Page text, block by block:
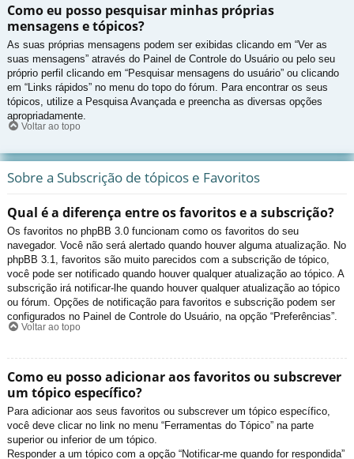
Como eu posso pesquisar minhas próprias
mensagens e tópicos?
As suas próprias mensagens podem ser exibidas clicando em “Ver as
suas mensagens” através do Painel de Controle do Usuário ou pelo seu
próprio perfil clicando em “Pesquisar mensagens do usuário” ou clicando
em “Links rápidos” no menu do topo do fórum. Para encontrar os seus
tópicos, utilize a Pesquisa Avançada e preencha as diversas opções
apropriadamente.
Voltar ao topo
Sobre a Subscrição de tópicos e Favoritos
Qual é a diferença entre os favoritos e a subscrição?
Os favoritos no phpBB 3.0 funcionam como os favoritos do seu
navegador. Você não será alertado quando houver alguma atualização. No
phpBB 3.1, favoritos são muito parecidos com a subscrição de tópico,
você pode ser notificado quando houver qualquer atualização ao tópico. A
subscrição irá notificar-lhe quando houver qualquer atualização ao tópico
ou fórum. Opções de notificação para favoritos e subscrição podem ser
configurados no Painel de Controle do Usuário, na opção “Preferências”.
Voltar ao topo
Como eu posso adicionar aos favoritos ou subscrever
um tópico específico?
Para adicionar aos seus favoritos ou subscrever um tópico específico,
você deve clicar no link no menu “Ferramentas do Tópico” na parte
superior ou inferior de um tópico.
Responder a um tópico com a opção “Notificar-me quando for respondida”